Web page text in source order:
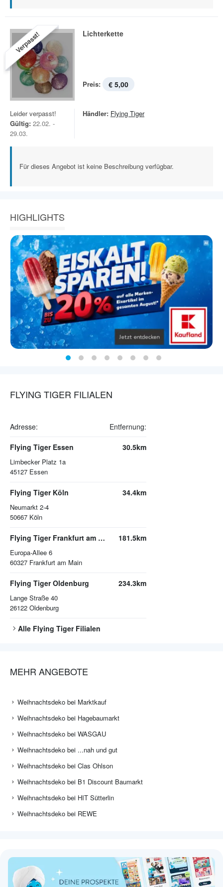
Verpasst! Lichterkette
Preis: € 5,00
Leider verpasst!
Gültig: 22.02. -
29.03.
Händler: Flying Tiger
Für dieses Angebot ist keine Beschreibung verfügbar.
HIGHLIGHTS
FLYING TIGER FILIALEN
Adresse: Entfernung:
Flying Tiger Essen
Limbecker Platz 1a
45127 Essen
30.5km
Flying Tiger Köln
Neumarkt 2-4
50667 Köln
34.4km
Flying Tiger Frankfurt am Main
Europa-Allee 6
60327 Frankfurt am Main
181.5km
Flying Tiger Oldenburg
Lange Straße 40
26122 Oldenburg
234.3km
Alle Flying TigerFilialen
MEHR ANGEBOTE
Weihnachtsdeko bei Marktkauf
Weihnachtsdeko bei Hagebaumarkt
Weihnachtsdeko bei WASGAU
Weihnachtsdeko bei ...nah und gut
Weihnachtsdeko bei Clas Ohlson
Weihnachtsdeko bei B1 Discount Baumarkt
Weihnachtsdeko bei HIT Sütterlin
Weihnachtsdeko bei REWE